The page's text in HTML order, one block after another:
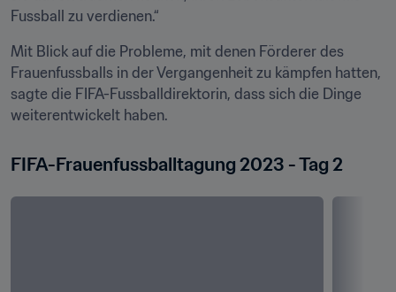
Fussball zu verdienen.“
Mit Blick auf die Probleme, mit denen Förderer des
Frauenfussballs in der Vergangenheit zu kämpfen hatten,
sagte die FIFA-Fussballdirektorin, dass sich die Dinge
weiterentwickelt haben.
FIFA-Frauenfussballtagung 2023 - Tag 2